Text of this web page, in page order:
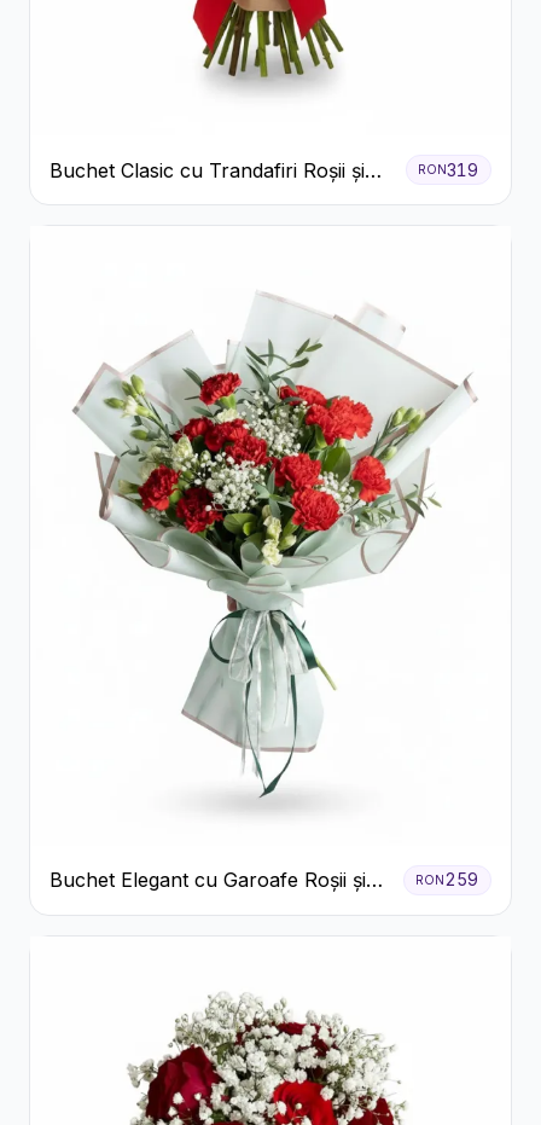
Buchet Clasic cu Trandafiri Roșii și
Gypsophila
RON319
Buchet Elegant cu Garoafe Roșii și
Floarea Miresei
RON259